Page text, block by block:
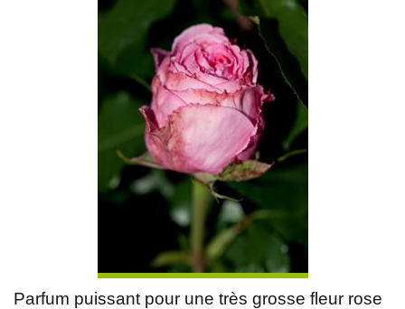
Parfum puissant pour une très grosse fleur rose